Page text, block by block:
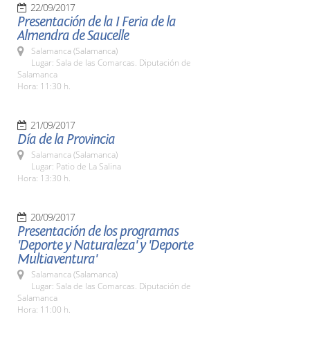
22/09/2017
Presentación de la I Feria de la
Almendra de Saucelle
Salamanca (Salamanca)
Lugar: Sala de las Comarcas. Diputación de
Salamanca
Hora: 11:30 h.
21/09/2017
Día de la Provincia
Salamanca (Salamanca)
Lugar: Patio de La Salina
Hora: 13:30 h.
20/09/2017
Presentación de los programas
'Deporte y Naturaleza' y 'Deporte
Multiaventura'
Salamanca (Salamanca)
Lugar: Sala de las Comarcas. Diputación de
Salamanca
Hora: 11:00 h.